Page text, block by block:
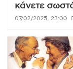
κάνετε
07/02/2025, 23:00